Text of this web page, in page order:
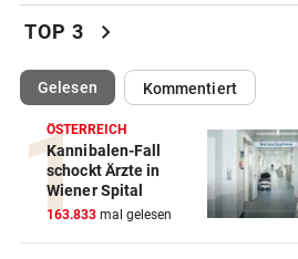
jetzt weitergeht
PROBLEME BEI CELTIC
Eine große „Glaubenskrise“
Segen für den LASK
LEGIONELLEN-AUSBRUCH vor
Fiese Keime fühlen sich in
Hitze pudelwohl
TOP 3 chevron_right
Gelesen(ausgewählt)Kommentiert
ÖSTERREICH
Kannibalen-Fall
schockt Ärzte in
Wiener Spital
163.833 mal gelesen